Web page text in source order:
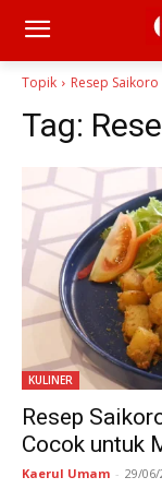
Topik Resep Saikoro
Tag:
KULINER
Resep
Cocok untuk
Kaerul Umam - 29/06/